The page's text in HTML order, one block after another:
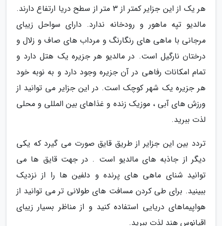
هر یک از این جزایر کمتر از 3 متر از سطح دریا ارتفاع دارند.
مالدیو تپه ماهور و رودخانه ندارد. دارای سواحل زیبای
مرجانی با ماهی های رنگارنگ و مرداب های صاف و زلال و
درختان نارگیل است. در مالدیو هر جزیره یک هتل دارد و
تمام امکانات رفاهی در آن جزیره وجود دارد و به نوبه خود
هر جزیره یک شهر کوچک است. در این جزایر می توانید از
ورزش های آبی ، موزیک زنده و غذاهای بین المللی و محلی
لذت ببرید.
تردد بین این جزایر از طریق قایق صورت می گیرد که یکی
دیگر از جاذبه های مالدیو است . در جهت قایق ها می
توانید شنای ماهی های پرنده و دلفین ها را از نزدیک
ببینید. برای طی کردن مسافت های طولانی تر می توانید از
هواپیماهای دریایی استفاده کنید و از مناظر بسیار زیبای
اقیانوس هند لذت ببرید.